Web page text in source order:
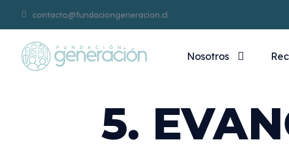
contacto@fundaciongeneracion.cl
Nosotros
5.